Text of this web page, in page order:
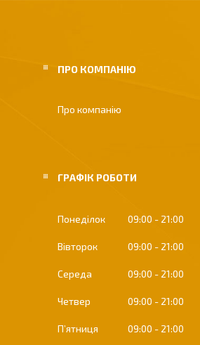
ПРО КОМПАНІЮ
Про компанію
ГРАФІК РОБОТИ
Понеділок 09:00 21:00
Вівторок 09:00 21:00
Середа 09:00 21:00
Четвер 09:00 21:00
Пʼятниця 09:00 21:00